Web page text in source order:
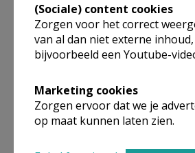
Gepubliceerd door
Sint-Corneliusparochie Ninove
Meer
(Sociale) content cookies
Zorgen voor het correct
van al dan niet externe inhoud,
bijvoorbeeld een Youtube-
Marketing cookies
Zorgen ervoor dat we je
op maat kunnen laten zien.